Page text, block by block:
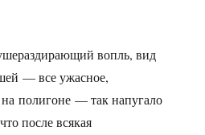
вопль, вид
— все ужасное,
на полигоне — так напугало
после всякая